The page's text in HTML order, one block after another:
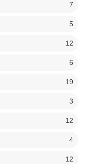
7
5
12
6
19
3
12
4
12